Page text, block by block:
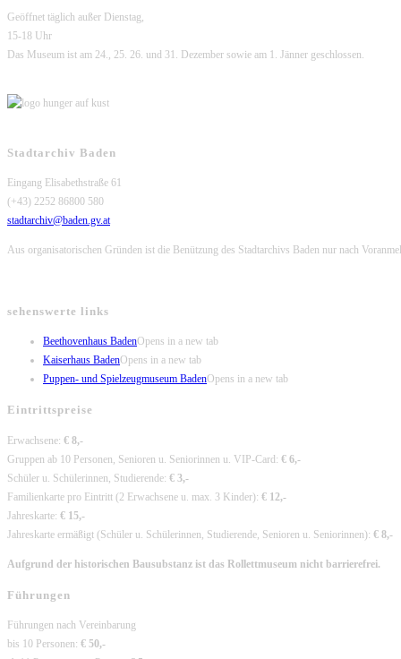
Geöffnet täglich außer Dienstag,
15-18 Uhr
Das Museum ist am 24., 25. 26. und 31. Dezember sowie am 1. Jänner geschlossen.
Stadtarchiv Baden
Eingang Elisabethstraße 61
(+43) 2252 86800 580
stadtarchiv@baden.gv.at
Aus organisatorischen Gründen ist die Benützung des Stadtarchivs Baden nur nach
sehenswerte links
Beethovenhaus BadenOpens in a new tab
Kaiserhaus BadenOpens in a new tab
Puppen- und Spielzeugmuseum BadenOpens in a new tab
Eintrittspreise
Erwachsene: € 8,-
Gruppen ab 10 Personen, Senioren u. Seniorinnen u. VIP-Card: € 6,-
Schüler u. Schülerinnen, Studierende: € 3,-
Familienkarte pro Eintritt (2 Erwachsene u. max. 3 Kinder): € 12,-
Jahreskarte: € 15,-
Jahreskarte ermäßigt (Schüler u. Schülerinnen, Studierende, Senioren u. Seniorinnen): € 8,-
Aufgrund der historischen Bausubstanz ist das Rollettmuseum nicht barrierefrei.
Führungen
Führungen nach Vereinbarung
bis 10 Personen: € 50,-